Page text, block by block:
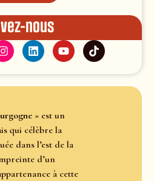
nous
» est un
qui célèbre la
dans l’est de la
d’un
à cette